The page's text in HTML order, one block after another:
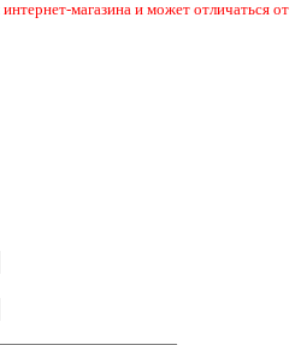
магазина и может отличаться от